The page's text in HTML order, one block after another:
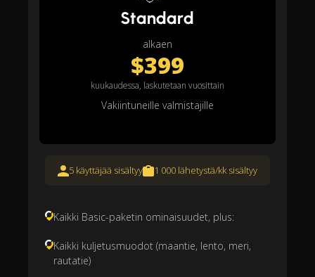
Standard
alkaen
$399
kuukaudessa, laskutetaan vuosittain
Vakiintuneille valmistajille
5 käyttäjää sisältyy 1 000 lähetystä/kk sisältyy
Kaikki Basic-paketin ominaisuudet, plus:
Kaikki kuljetusmuodot (maantie, lento, meri,
rautatie)